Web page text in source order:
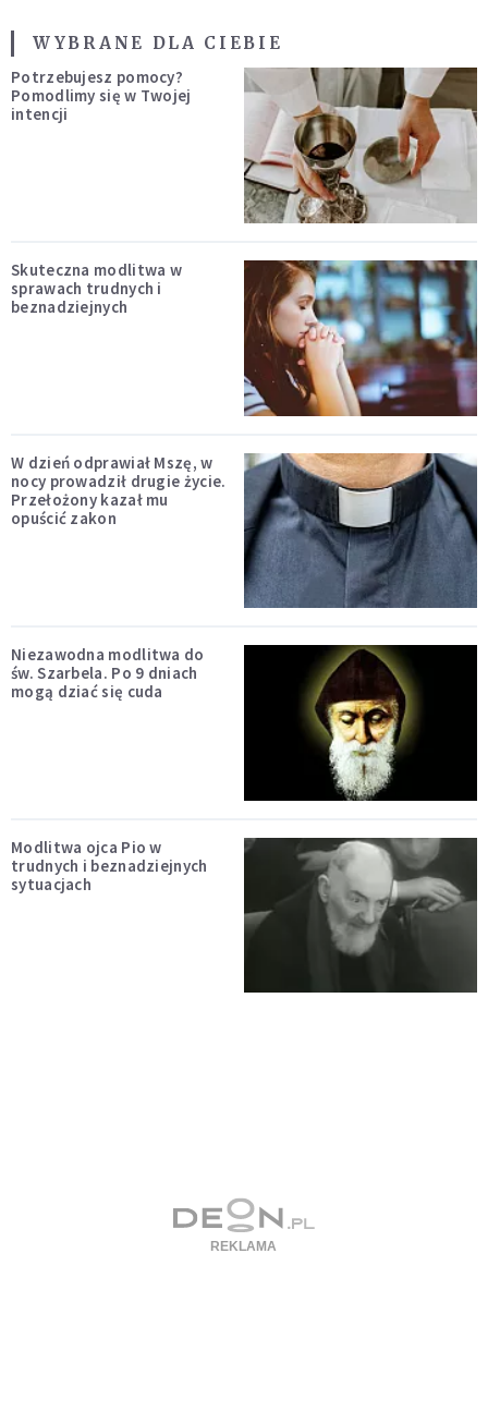
WYBRANE DLA CIEBIE
Potrzebujesz pomocy?
Pomodlimy się w Twojej
intencji
Skuteczna modlitwa w
sprawach trudnych i
beznadziejnych
W dzień odprawiał Mszę, w
nocy prowadził drugie życie.
Przełożony kazał mu
opuścić zakon
Niezawodna modlitwa do
św. Szarbela. Po 9 dniach
mogą dziać się cuda
Modlitwa ojca Pio w
trudnych i beznadziejnych
sytuacjach